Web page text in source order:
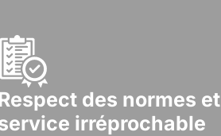
des normes et
irréprochable